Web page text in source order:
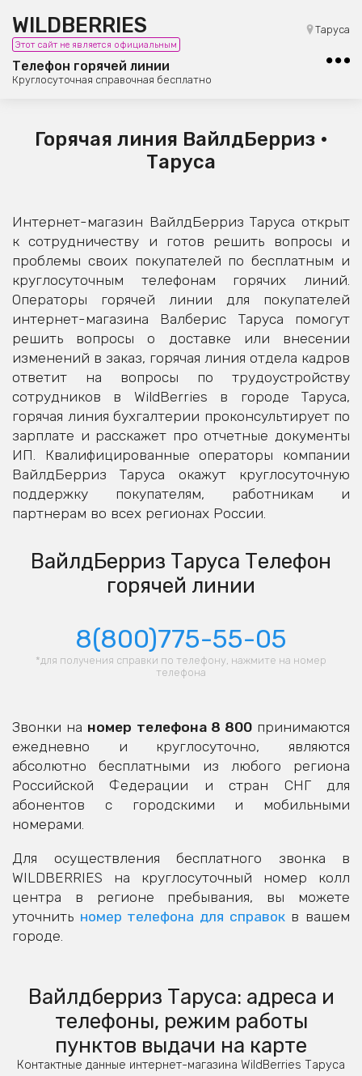
WILDBERRIES
Этот сайт не является официальным
Телефон горячей линии
Круглосуточная справочная бесплатно
Таруса
8 (800) 101-42-23
Бесплатная юридическая консультация
Горячая линия ВайлдБерриз •
Таруса
Интернет-магазин ВайлдБерриз Таруса открыт
к сотрудничеству и готов решить вопросы и
проблемы своих покупателей по бесплатным и
круглосуточным телефонам горячих линий.
Операторы горячей линии для покупателей
интернет-магазина Валберис Таруса помогут
решить вопросы о доставке или внесении
изменений в заказ, горячая линия отдела кадров
ответит на вопросы по трудоустройству
сотрудников в WildBerries в городе Таруса,
горячая линия бухгалтерии проконсультирует по
зарплате и расскажет про отчетные документы
ИП. Квалифицированные операторы компании
ВайлдБерриз Таруса окажут круглосуточную
поддержку покупателям, работникам и
партнерам во всех регионах России.
ВайлдБерриз Таруса Телефон
горячей линии
8(800)775-55-05
*для получения справки по телефону, нажмите на номер
телефона
Звонки на номер телефона 8 800принимаются
ежедневно и круглосуточно, являются
абсолютно бесплатными из любого региона
Российской Федерации и стран СНГ для
абонентов с городскими и мобильными
номерами.
Для осуществления бесплатного звонка в
WILDBERRIES на круглосуточный номер колл
центра в регионе пребывания, вы можете
уточнить номер телефона для справокв вашем
городе.
Вайлдберриз Таруса: адреса и
телефоны, режим работы
пунктов выдачи на карте
Контактные данные интернет-магазина WildBerries Таруса